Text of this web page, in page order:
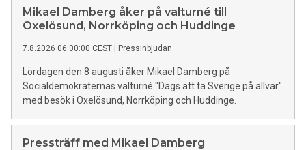
Mikael Damberg åker på valturné till
Oxelösund, Norrköping och Huddinge
7.8.2026 06:00:00 CEST Pressinbjudan
Lördagen den 8 augusti åker Mikael Damberg på
Socialdemokraternas valturné "Dags att ta Sverige på allvar"
med besök i Oxelösund, Norrköping och Huddinge.
Pressträff med Mikael Damberg